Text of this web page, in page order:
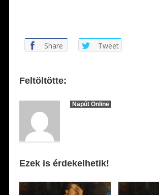
Share Tweet
Feltöltötte:
Napút Online
Ezek is érdekelhetik!